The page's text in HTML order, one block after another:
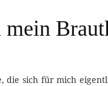
die sich für mich